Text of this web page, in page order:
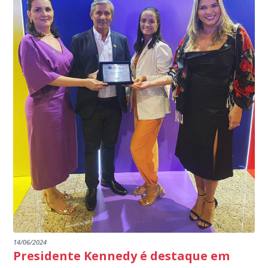
programa.
INSTITUIÇÕES
14/06/2024
Presidente Kennedy é destaque em